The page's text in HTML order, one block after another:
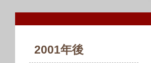
2001年後